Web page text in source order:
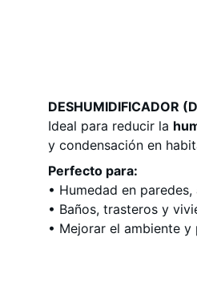
DESHUMIDIFICADOR
Ideal para reducir la
y condensación en
Perfecto para:
• Humedad en
• Baños, trasteros y
• Mejorar el ambiente